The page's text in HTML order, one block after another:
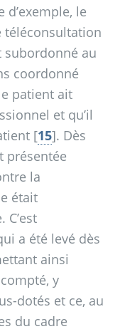
le
téléconsultation
subordonné au
coordonné
patient ait
et qu’il
[15]. Dès
présentée
la
était
a été levé dès
ainsi
y
dotés et ce, au
du cadre